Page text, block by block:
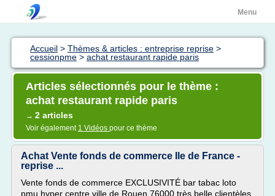
Menu
Accueil > Thèmes & articles : entreprise reprise >
cessionpme > achat restaurant rapide paris
Articles sélectionnés pour le thème :
achat restaurant rapide paris
→ 2 articles
Voir également 1 Vidéos pour ce thème
Achat Vente fonds de commerce Ile de France -
reprise ...
Vente fonds de commerce EXCLUSIVITÉ bar tabac loto
pmu hyper centre ville de Rouen 76000 très belle clientèles